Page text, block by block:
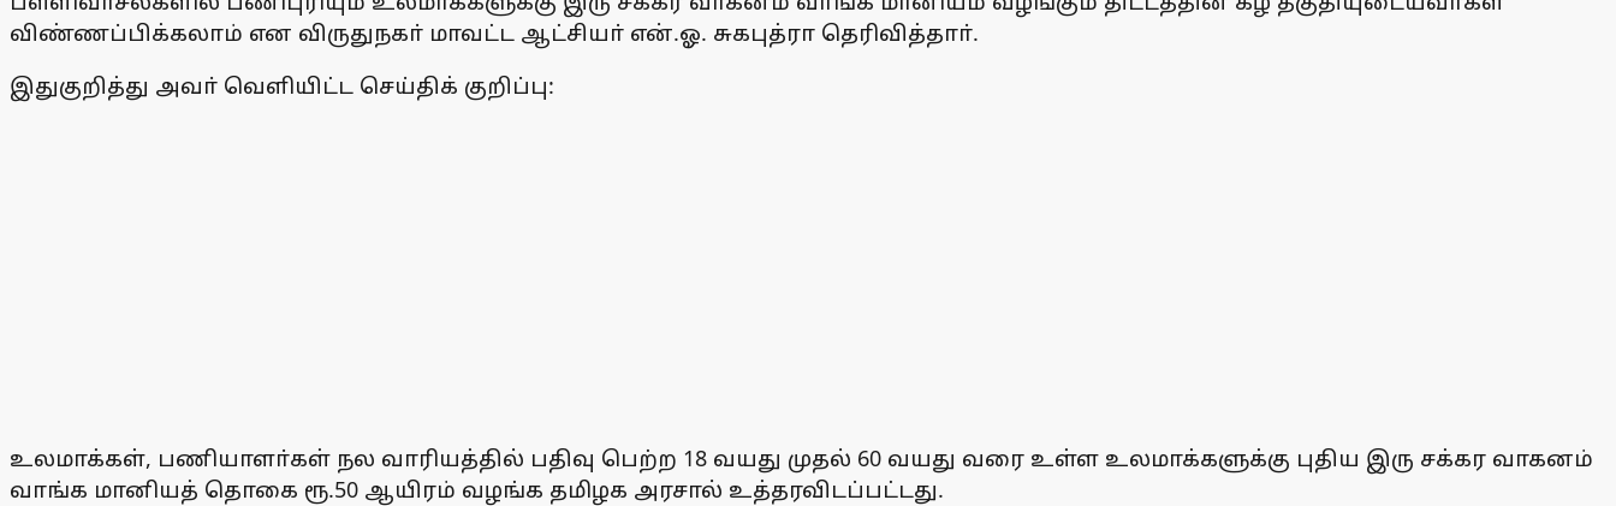
விண்ணப்பிக்கலாம் என விருதுநகா் மாவட்ட ஆட்சியா் என்.ஓ. சுகபுத்ரா தெரிவித்தாா்.
இதுகுறித்து அவா் வெளியிட்ட செய்திக் குறிப்பு:
உலமாக்கள், பணியாளா்கள் நல வாரியத்தில் பதிவு பெற்ற 18 வயது முதல் 60 வயது வரை உள்ள உலமாக்களுக்கு புதிய இரு சக்கர வாகனம்
வாங்க மானியத் தொகை ரூ.50 ஆயிரம் வழங்க தமிழக அரசால் உத்தரவிடப்பட்டது.